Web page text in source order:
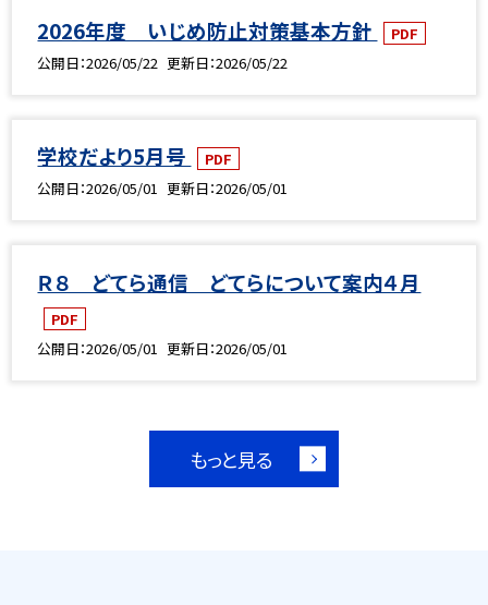
2026年度 いじめ防止対策基本方針
PDF
公開日 2026/05/22 更新日 2026/05/22
学校だより5月号
PDF
公開日 2026/05/01 更新日 2026/05/01
Ｒ８ どてら通信 どてらについて案内４月
PDF
公開日 2026/05/01 更新日 2026/05/01
もっと見る